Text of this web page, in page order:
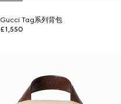
Gucci Tag系列背包
£1,550